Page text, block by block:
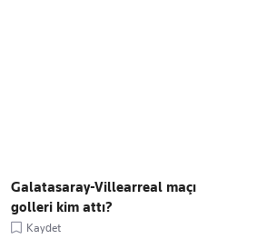
Galatasaray-Villearreal maçı
golleri kim attı?
Kaydet